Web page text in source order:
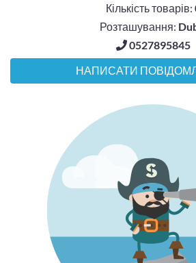
Кількість товарів:
Розташування:
0527895845
НАПИСАТИ